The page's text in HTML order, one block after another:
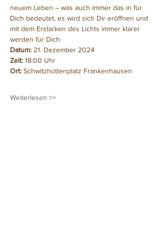
neuem Leben – was auch immer das in für
Dich bedeutet, es wird sich Dir eröffnen und
mit dem Erstarken des Lichts immer klarer
werden für Dich.
Datum: 21. Dezember 2024
Zeit: 18:00 Uhr
Ort: Schwitzhüttenplatz Frankenhausen
Weiterlesen >>